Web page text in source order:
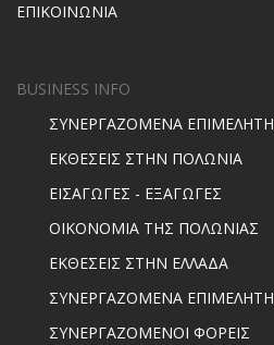
ΕΠΙΚΟΙΝΩΝΙΑ
BUSINESS INFO
ΣΥΝΕΡΓΑΖΟΜΕΝΑ
ΕΚΘΕΣΕΙΣ ΣΤΗΝ ΠΟΛΩΝΙΑ
ΕΙΣΑΓΩΓΕΣ - ΕΞΑΓΩΓΕΣ
ΟΙΚΟΝΟΜΙΑ ΤΗΣ ΠΟΛΩΝΙΑΣ
ΕΚΘΕΣΕΙΣ ΣΤΗΝ ΕΛΛΑΔΑ
ΣΥΝΕΡΓΑΖΟΜΕΝΑ
ΣΥΝΕΡΓΑΖΟΜΕΝΟΙ ΦΟΡΕΙΣ